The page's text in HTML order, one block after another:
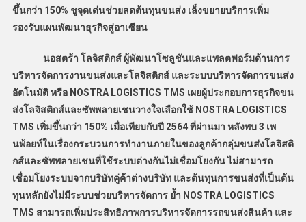
ขึ้นกว่า 150% ชูจุดเด่นช่วยลดต้นทุนขนส่ง เล็งขยายบริการเพิ่ม
รองรับแผนพัฒนาธุรกิจสู่อาเซียน
นอสตร้า โลจิสติกส์ ผู้พัฒนาโซลูชันและแพลตฟอร์มด้านการ
บริหารจัดการงานขนส่งและโลจิสติกส์ และระบบบริหารจัดการขนส่ง
อัตโนมัติ หรือ NOSTRA LOGISTICS TMS เผยผู้ประกอบการธุรกิจขน
ส่งโลจิสติกส์และซัพพลายเชนวางใจเลือกใช้ NOSTRA LOGISTICS
TMS เพิ่มขึ้นกว่า 150% เมื่อเทียบกับปี 2564 ที่ผ่านมา หลังพบ 3 เพ
นพ้อยท์ในเรื่องกระบวนการทำงานภายในของลูกค้ากลุ่มขนส่งโลจิสติ
กส์และซัพพลายเชนที่ใช้ระบบต่างกันไม่เชื่อมโยงกัน ไม่สามารถ
เชื่อมโยงระบบจากบริษัทคู่ค้าต่างบริษัท และต้นทุนการขนส่งที่เป็นต้น
ทุนหลักยังไม่มีระบบช่วยบริหารจัดการ ย้ำ NOSTRA LOGISTICS
TMS สามารถเพิ่มประสิทธิภาพการบริหารจัดการรถขนส่งสินค้า และ